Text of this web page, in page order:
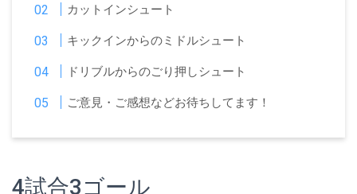
カットインシュート
キックインからのミドルシュート
ドリブルからのごり押しシュート
ご意見・ご感想などお待ちしてます！
4試合3ゴール